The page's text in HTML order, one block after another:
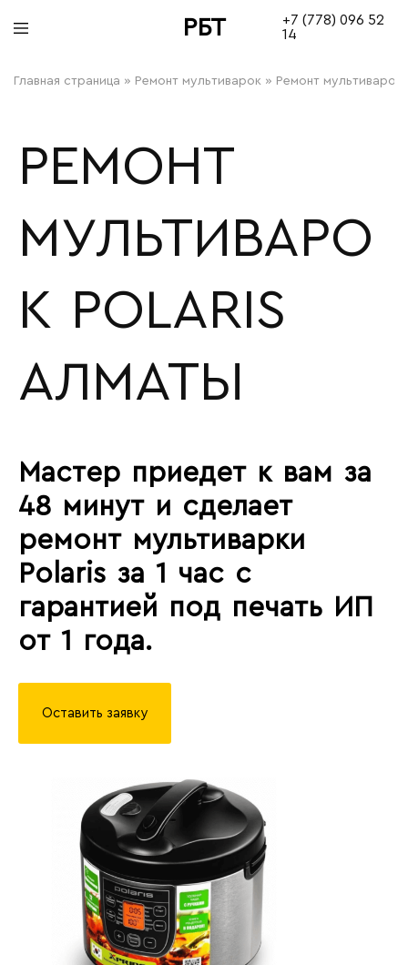
РБТ
+7 (778) 096 52
14
Главная страница » Ремонт мультиварок » Ремонт мультиварок
РЕМОНТ
МУЛЬТИВАРО
К POLARIS
АЛМАТЫ
Мастер приедет к вам за
48 минут и сделает
ремонт мультиварки
Polaris за 1 час с
гарантией под печать ИП
от 1 года.
Оставить заявку